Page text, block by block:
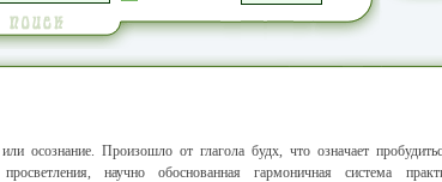
осознание. Произошло от глагола будх, что означает
научно обоснованная гармоничная система